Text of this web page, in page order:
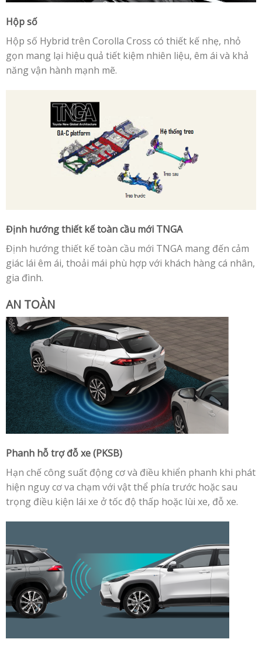
Hộp số
Hộp số Hybrid trên Corolla Cross có thiết kế nhẹ, nhỏ
gọn mang lại hiệu quả tiết kiệm nhiên liệu, êm ái và khả
năng vận hành mạnh mẽ.
Định hướng thiết kế toàn cầu mới TNGA
Định hướng thiết kế toàn cầu mới TNGA mang đến cảm
giác lái êm ái, thoải mái phù hợp với khách hàng cá nhân,
gia đình.
AN TOÀN
Phanh hỗ trợ đỗ xe (PKSB)
Hạn chế công suất động cơ và điều khiển phanh khi phát
hiện nguy cơ va chạm với vật thể phía trước hoặc sau
trọng điều kiện lái xe ở tốc độ thấp hoặc lùi xe, đỗ xe.